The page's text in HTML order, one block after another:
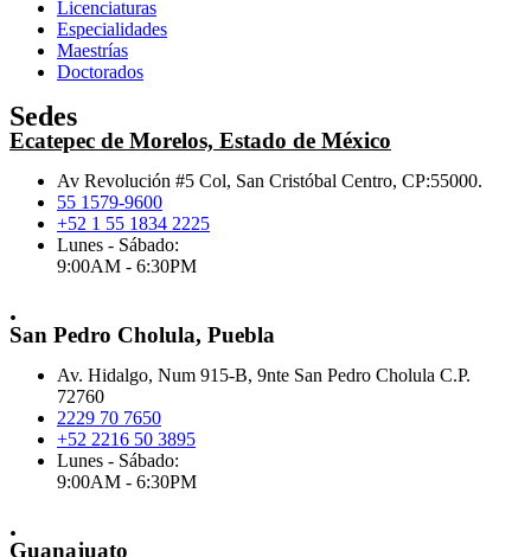
Licenciaturas
Especialidades
Maestrías
Doctorados
Sedes
Ecatepec de Morelos, Estado de México
Av Revolución #5 Col, San Cristóbal Centro, CP:55000.
55 1579-9600
+52 1 55 1834 2225
Lunes - Sábado:
9:00AM - 6:30PM
.
San Pedro Cholula, Puebla
Av. Hidalgo, Num 915-B, 9nte San Pedro Cholula C.P.
72760
2229 70 7650
+52 2216 50 3895
Lunes - Sábado:
9:00AM - 6:30PM
.
Guanajuato